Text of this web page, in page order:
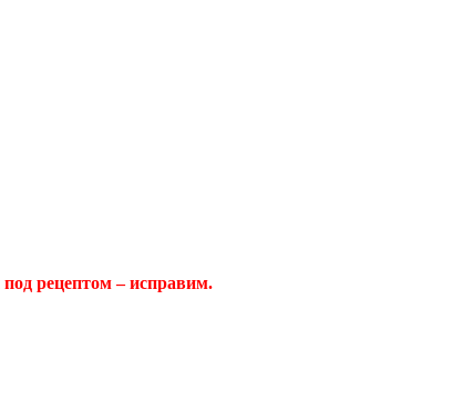
рецептом – исправим.